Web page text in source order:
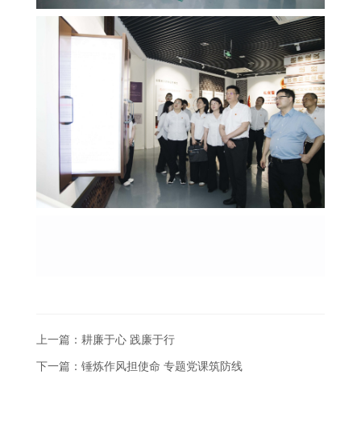
上一篇：耕廉于心 践廉于行
下一篇：锤炼作风担使命 专题党课筑防线